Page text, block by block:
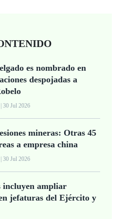
es nombrado en
despojadas a
| 30 Jul 2026
mineras: Otras 45
a empresa china
| 30 Jul 2026
incluyen ampliar
jefaturas del Ejército y